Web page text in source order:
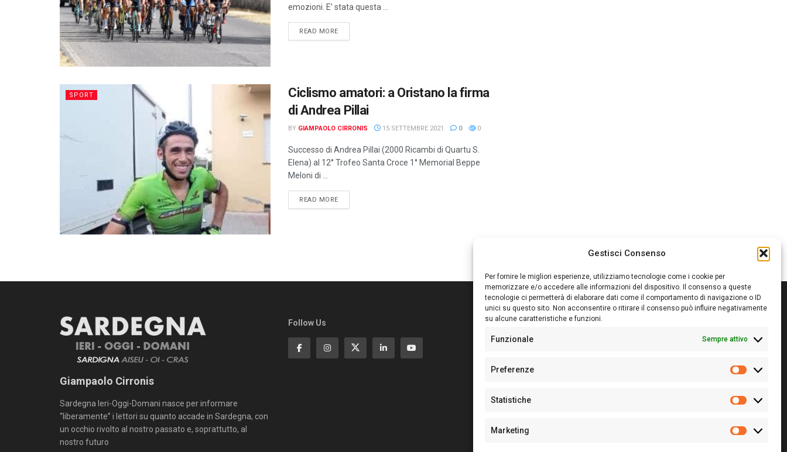
Gestisci Consenso
Per fornire le migliori esperienze, utilizziamo tecnologie come i cookie per
memorizzare e/o accedere alle informazioni del dispositivo. Il consenso a queste
tecnologie ci permetterà di elaborare dati come il comportamento di navigazione o ID
unici su questo sito. Non acconsentire o ritirare il consenso può influire negativamente
su alcune caratteristiche e funzioni.
Funzionale Sempre attivo
Preferenze
Statistiche
Statistiche
Marketing
Marketing
emozioni. E’ stata questa ...
READ MOREDETAILS
SPORT
Ciclismo amatori: a Oristano la firma
di Andrea Pillai
BY GIAMPAOLO CIRRONIS 15 SETTEMBRE 2021 0 0
Successo di Andrea Pillai (2000 Ricambi di Quartu S.
Elena) al 12° Trofeo Santa Croce 1° Memorial Beppe
Meloni di ...
READ MOREDETAILS
Giampaolo Cirronis
Sardegna Ieri-Oggi-Domani nasce per informare
“liberamente” i lettori su quanto accade in Sardegna, con
un occhio rivolto al nostro passato e, soprattutto, al
nostro futuro
Follow Us Editore:Giampaolo Cirronis Ditta individuale
Sede:
N° di iscrizione al ROC:
N° 128/2020 del 10/02/2020
Per la Pubblicità: